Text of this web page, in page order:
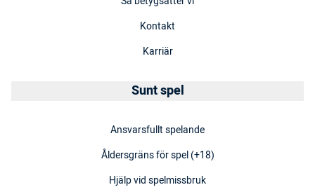
Kontakt
Karriär
Sunt spel
Ansvarsfullt spelande
Åldersgräns för spel (+18)
Hjälp vid spelmissbruk